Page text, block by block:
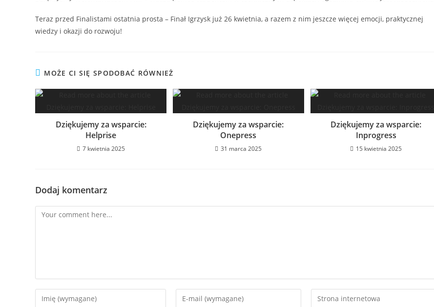
Teraz przed Finalistami ostatnia prosta – Finał Igrzysk już 26 kwietnia, a razem z nim jeszcze więcej emocji, praktycznej
wiedzy i okazji do rozwoju!
MOŻE CI SIĘ SPODOBAĆ RÓWNIEŻ
Dziękujemy za wsparcie:
Helprise
7 kwietnia 2025
Dziękujemy za wsparcie:
Onepress
31 marca 2025
Dziękujemy za wsparcie:
Inprogress
15 kwietnia 2025
Dodaj komentarz